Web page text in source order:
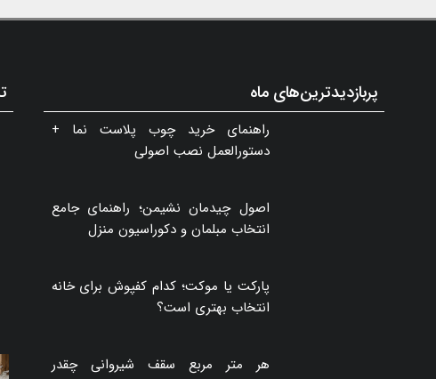
پربازدیدترین‌های ماه
راهنمای خرید چوب پلاست نما +
اصول چیدمان نشیمن؛ راهنمای جامع
پارکت یا موکت؛ کدام کفپوش برای خانه